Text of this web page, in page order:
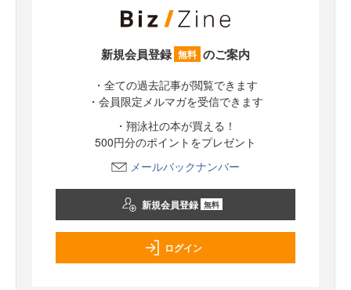
新規会員登録 無料 のご案内
・全ての過去記事が閲覧できます
・会員限定メルマガを受信できます
・翔泳社の本が買える！
500円分のポイントをプレゼント
メールバックナンバー
新規会員登録 無料
ログイン